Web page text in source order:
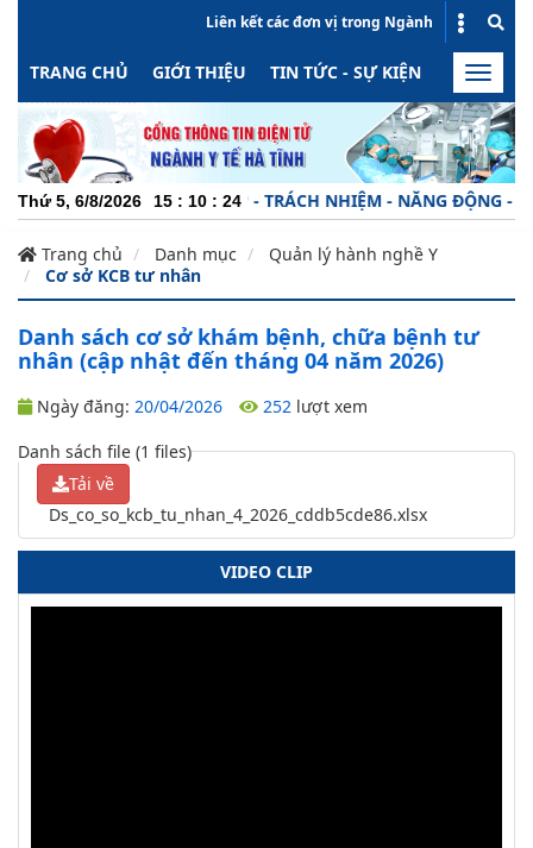
Liên kết các đơn vị trong Ngành
TRANG CHỦ GIỚI THIỆU TIN TỨC - SỰ KIỆN HOẠT
Toggle
Thứ 5, 6/8/2026 15 : 10 : 24
CHUYÊN NGHIỆP - TRÁCH NHIỆM - NĂNG ĐỘNG -
Trang chủ Danh mục
Quản lý hành nghề Y
Cơ sở KCB tư nhân
Danh sách cơ sở khám bệnh, chữa bệnh tư
nhân (cập nhật đến tháng 04 năm 2026)
Ngày đăng: 20/04/2026 252 lượt xem
Danh sách file (1 files)
Tải về
Ds_co_so_kcb_tu_nhan_4_2026_cddb5cde86.xlsx
VIDEO CLIP